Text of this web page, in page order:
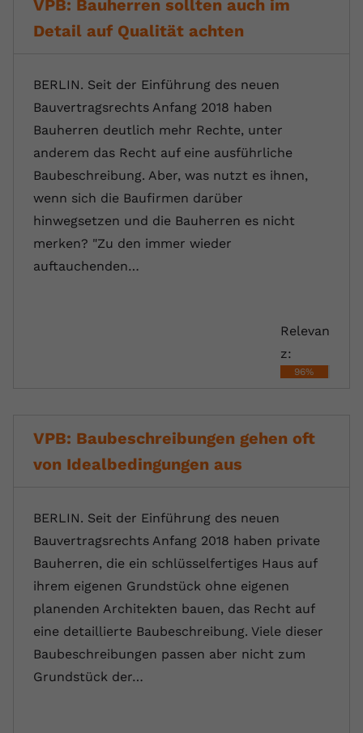
VPB: Bauherren sollten auch im
Detail auf Qualität achten
BERLIN. Seit der Einführung des neuen
Bauvertragsrechts Anfang 2018 haben
Bauherren deutlich mehr Rechte, unter
anderem das Recht auf eine ausführliche
Baubeschreibung. Aber, was nutzt es ihnen,
wenn sich die Baufirmen darüber
hinwegsetzen und die Bauherren es nicht
merken? "Zu den immer wieder
auftauchenden…
Relevan
z:
96%
VPB: Baubeschreibungen gehen oft
von Idealbedingungen aus
BERLIN. Seit der Einführung des neuen
Bauvertragsrechts Anfang 2018 haben private
Bauherren, die ein schlüsselfertiges Haus auf
ihrem eigenen Grundstück ohne eigenen
planenden Architekten bauen, das Recht auf
eine detaillierte Baubeschreibung. Viele dieser
Baubeschreibungen passen aber nicht zum
Grundstück der…